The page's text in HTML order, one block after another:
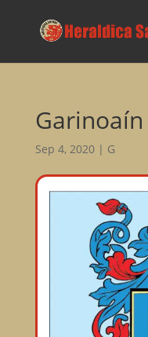
Garinoaín
Sep 4, 2020| G